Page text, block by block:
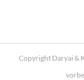
Copyright Daryai &